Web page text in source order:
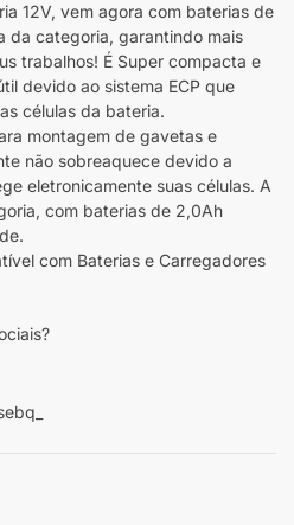
12V, vem agora com baterias de
da categoria, garantindo mais
trabalhos! É Super compacta e
devido ao sistema ECP que
células da bateria.
montagem de gavetas e
não sobreaquece devido a
eletronicamente suas células. A
com baterias de 2,0Ah
com Baterias e Carregadores